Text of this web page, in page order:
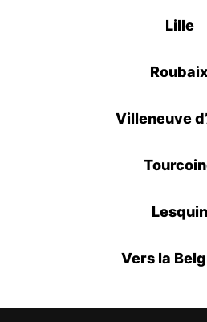
Lille
Roubaix
Villeneuve
Lesquin
Vers la